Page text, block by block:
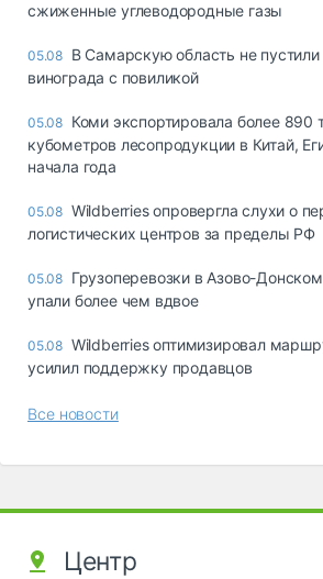
сжиженные углеводородные газы
05.08 В Самарскую область не пустили
винограда с повиликой
05.08 Коми экспортировала более 890
кубометров лесопродукции в Китай,
начала года
05.08 Wildberries опровергла слухи о
логистических центров за пределы РФ
05.08 Грузоперевозки в Азово-
упали более чем вдвое
05.08 Wildberries оптимизировал
усилил поддержку продавцов
Все новости
Центр